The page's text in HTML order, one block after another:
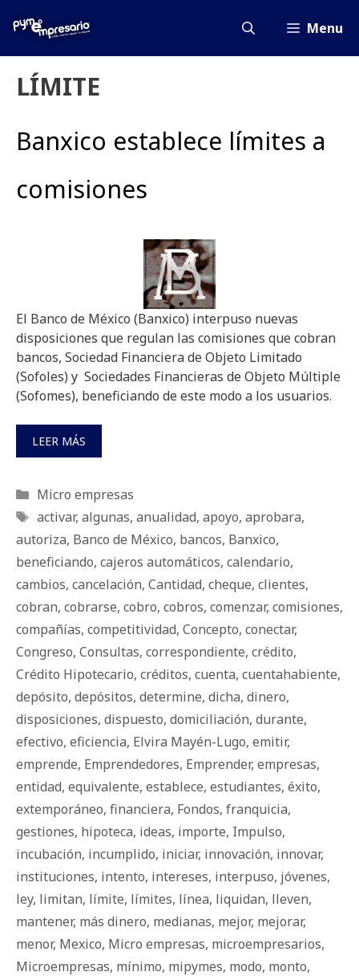
Menu
LÍMITE
Banxico establece límites a
comisiones
El Banco de México (Banxico) interpuso nuevas
disposiciones que regulan las comisiones que cobran
bancos, Sociedad Financiera de Objeto Limitado
(Sofoles) y Sociedades Financieras de Objeto Múltiple
(Sofomes), beneficiando de este modo a los usuarios.
LEER MÁS
Categorías
Micro empresas
Etiquetas
activar, algunas, anualidad, apoyo, aprobara,
autoriza, Banco de México, bancos, Banxico,
beneficiando, cajeros automáticos, calendario,
cambios, cancelación, Cantidad, cheque, clientes,
cobran, cobrarse, cobro, cobros, comenzar, comisiones,
compañías, competitividad, Concepto, conectar,
Congreso, Consultas, correspondiente, crédito,
Crédito Hipotecario, créditos, cuenta, cuentahabiente,
depósito, depósitos, determine, dicha, dinero,
disposiciones, dispuesto, domiciliación, durante,
efectivo, eficiencia, Elvira Mayén-Lugo, emitir,
emprende, Emprendedores, Emprender, empresas,
entidad, equivalente, establece, estudiantes, éxito,
extemporáneo, financiera, Fondos, franquicia,
gestiones, hipoteca, ideas, importe, Impulso,
incubación, incumplido, iniciar, innovación, innovar,
instituciones, intento, intereses, interpuso, jóvenes,
ley, limitan, límite, límites, línea, liquidan, lleven,
mantener, más dinero, medianas, mejor, mejorar,
menor, Mexico, Micro empresas, microempresarios,
Microempresas, mínimo, mipymes, modo, monto,